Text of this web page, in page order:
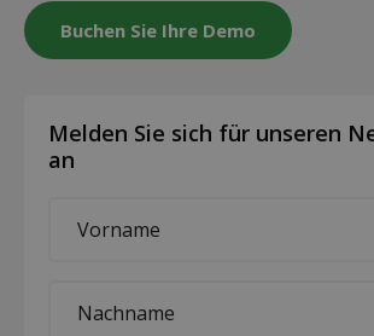
Buchen Sie Ihre Demo
Melden Sie sich für unseren
an
name
name